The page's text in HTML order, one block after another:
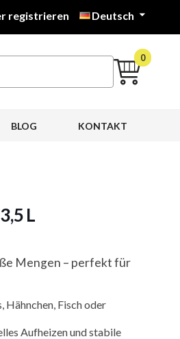
registrieren Deutsch 
0
KONTAKT
BLOG
L
Mengen – perfekt für
Hähnchen, Fisch oder
Aufheizen und stabile